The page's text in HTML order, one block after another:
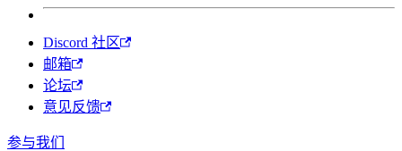
Discord 社区
邮箱
论坛
意见反馈
参与我们